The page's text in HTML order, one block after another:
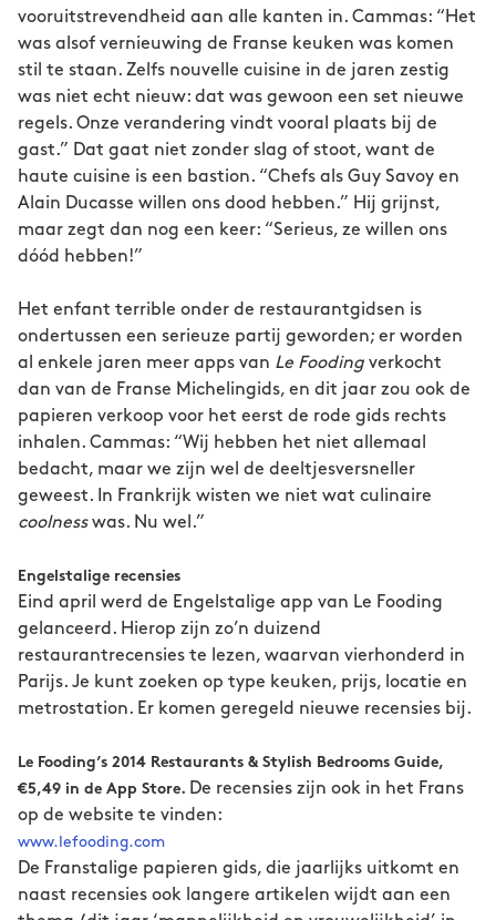
vooruitstrevendheid aan alle kanten in. Cammas: “Het
was alsof vernieuwing de Franse keuken was komen
stil te staan. Zelfs nouvelle cuisine in de jaren zestig
was niet echt nieuw: dat was gewoon een set nieuwe
regels. Onze verandering vindt vooral plaats bij de
gast.” Dat gaat niet zonder slag of stoot, want de
haute cuisine is een bastion. “Chefs als Guy Savoy en
Alain Ducasse willen ons dood hebben.” Hij grijnst,
maar zegt dan nog een keer: “Serieus, ze willen ons
dóód hebben!”
Het enfant terrible onder de restaurantgidsen is
ondertussen een serieuze partij geworden; er worden
al enkele jaren meer apps van Le Fooding verkocht
dan van de Franse Michelingids, en dit jaar zou ook de
papieren verkoop voor het eerst de rode gids rechts
inhalen. Cammas: “Wij hebben het niet allemaal
bedacht, maar we zijn wel de deeltjesversneller
geweest. In Frankrijk wisten we niet wat culinaire
coolnesswas. Nu wel.”
Engelstalige recensies
Eind april werd de Engelstalige app van Le Fooding
gelanceerd. Hierop zijn zo’n duizend
restaurantrecensies te lezen, waarvan vierhonderd in
Parijs. Je kunt zoeken op type keuken, prijs, locatie en
metrostation. Er komen geregeld nieuwe recensies bij.
Le Fooding’s 2014 Restaurants & Stylish Bedrooms Guide,
€5,49 in de App Store. De recensies zijn ook in het Frans
op de website te vinden:
www.lefooding.com
De Franstalige papieren gids, die jaarlijks uitkomt en
naast recensies ook langere artikelen wijdt aan een